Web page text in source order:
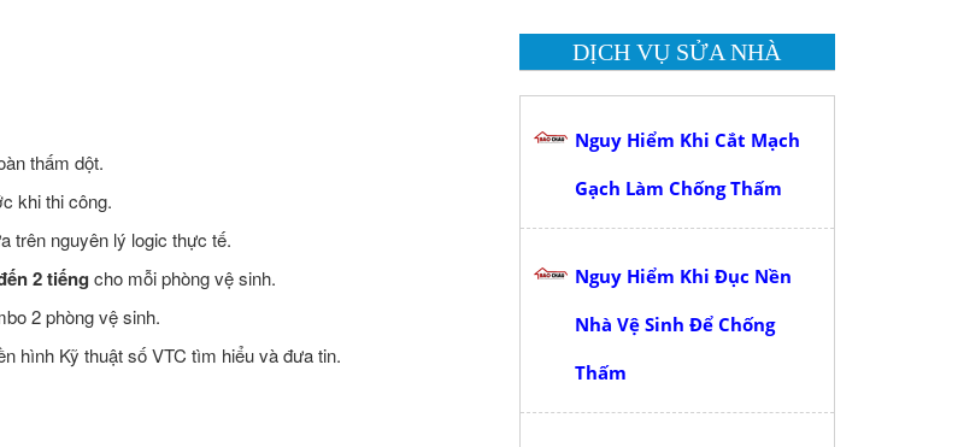
thấm dột.
khi thi công.
trên nguyên lý logic thực tế.
2 tiếng cho mỗi phòng vệ sinh.
2 phòng vệ sinh.
hình Kỹ thuật số VTC tìm hiểu và đưa tin.
DỊCH VỤ SỬA NHÀ
Nguy Hiểm Khi Cắt Mạch
Gạch Làm Chống Thấm
Nguy Hiểm Khi Đục Nền
Nhà Vệ Sinh Để Chống
Thấm